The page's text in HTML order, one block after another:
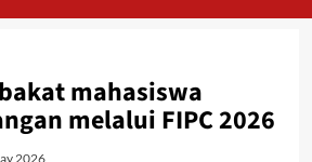
mahasiswa
melalui FIPC 2026
2026